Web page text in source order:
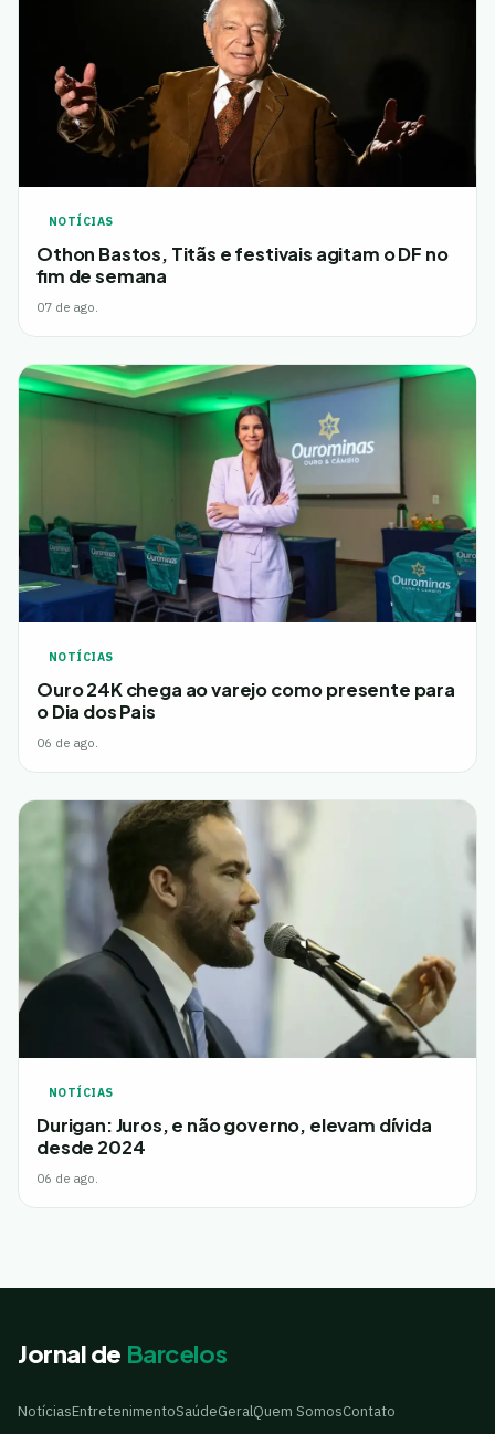
NOTÍCIAS
Othon Bastos, Titãs e festivais agitam o DF no
fim de semana
07 de ago.
NOTÍCIAS
Ouro 24K chega ao varejo como presente para
o Dia dos Pais
06 de ago.
NOTÍCIAS
Durigan: Juros, e não governo, elevam dívida
desde 2024
06 de ago.
Jornal de Barcelos
NotíciasEntretenimentoSaúdeGeralQuem SomosContato